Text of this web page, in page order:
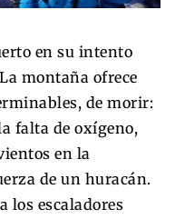
en su intento
montaña ofrece
de morir:
falta de oxígeno,
en la
de un huracán.
los escaladores